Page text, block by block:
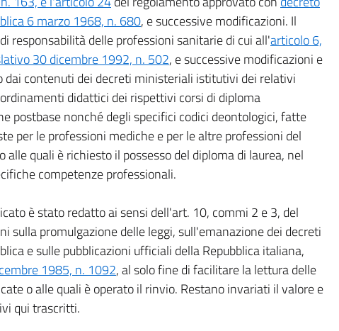
6 marzo 1968, n. 680, e successive modificazioni. Il
responsabilità delle professioni sanitarie di cui all'articolo 6,
30 dicembre 1992, n. 502, e successive modificazioni e
dai contenuti dei decreti ministeriali istitutivi dei relativi
didattici dei rispettivi corsi di diploma
postbase nonché degli specifici codici deontologici, fatte
per le professioni mediche e per le altre professioni del
alle quali è richiesto il possesso del diploma di laurea, nel
competenze professionali.
è stato redatto ai sensi dell'art. 10, commi 2 e 3, del
sulla promulgazione delle leggi, sull'emanazione dei decreti
e sulle pubblicazioni ufficiali della Repubblica italiana,
1985, n. 1092, al solo fine di facilitare la lettura delle
o alle quali è operato il rinvio. Restano invariati il valore e
qui trascritti.